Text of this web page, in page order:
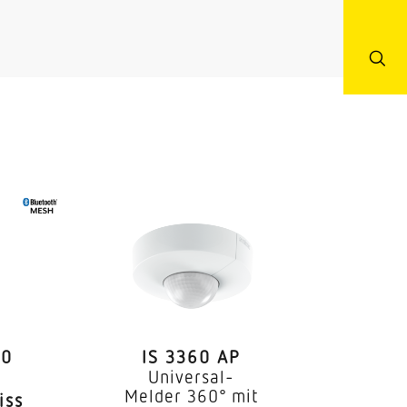
IS 3360 AP
Universal-
Melder 360° mit